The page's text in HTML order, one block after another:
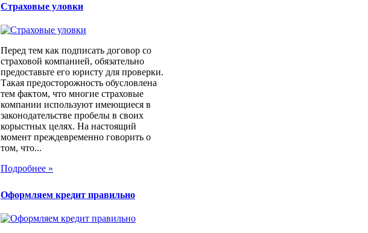
Страховые уловки
Перед тем как подписать договор со
страховой компанией, обязательно
предоставьте его юристу для проверки.
Такая предосторожность обусловлена
тем фактом, что многие страховые
компании используют имеющиеся в
законодательстве пробелы в своих
корыстных целях. На настоящий
момент преждевременно говорить о
том, что...
Подробнее »
Оформляем кредит правильно